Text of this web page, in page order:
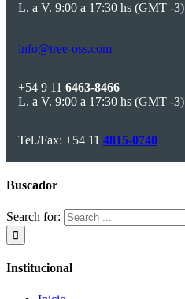
L. a V. 9:00 a 17:30 hs (GMT -3)
info@tree-oss.com
+54 9 11 6463-8466
L. a V. 9:00 a 17:30 hs (GMT -3)
Tel./Fax: +54 11 4815-0740
Buscador
Search for:
Institucional